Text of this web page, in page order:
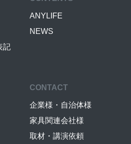
記
ANYLIFE
NEWS
CONTACT
企業様・自治体様
家具関連会社様
取材・講演依頼